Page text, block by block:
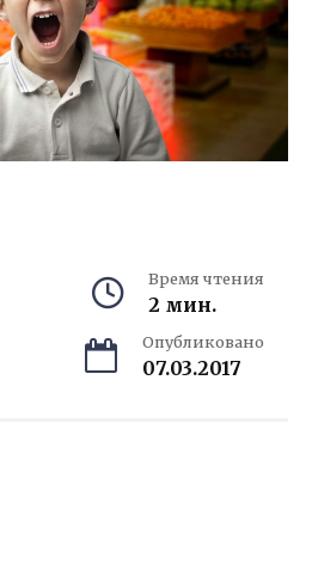
Время чтения
2 мин.
Опубликовано
07.03.2017